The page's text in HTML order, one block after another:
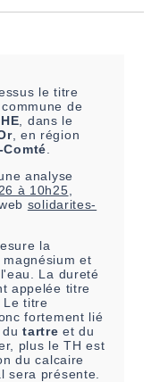
le titre
de
, dans le
, en région
analyse
à 10h25
solidarites-
la
et
La dureté
appelée titre
Le titre
fortement lié
dutartre et du
plus le TH est
du calcaire
sera présente.